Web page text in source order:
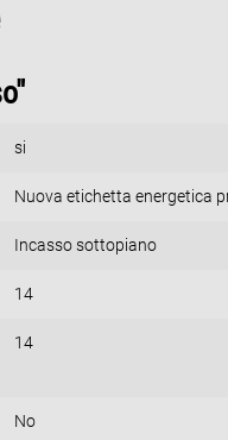
si
Nuova etichetta energetica
Incasso sottopiano
14
14
No